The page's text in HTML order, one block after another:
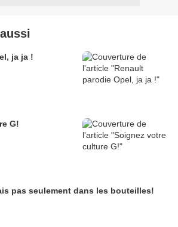
ja ja !
G!
pas seulement dans les bouteilles!